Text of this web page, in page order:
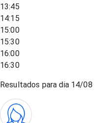
13:45
14:15
15:00
15:30
16:00
16:30
Resultados para dia 14/08